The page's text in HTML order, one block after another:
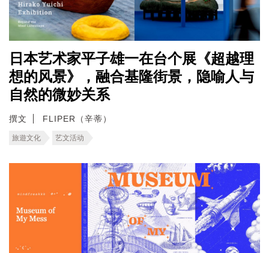
日本艺术家平子雄一在台个展《超越理
想的风景》，融合基隆街景，隐喻人与
自然的微妙关系
撰文 FLIPER（辛蒂）
旅遊文化 艺文活动